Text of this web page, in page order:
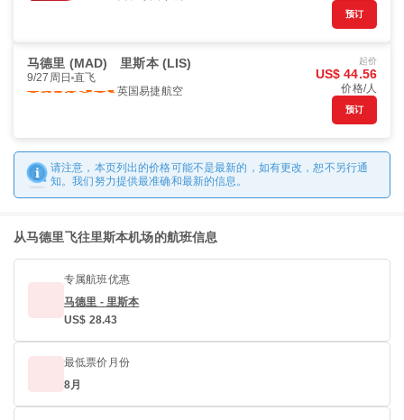
预订
马德里 (MAD) 里斯本 (LIS)
9/27周日 直飞
英国易捷航空
起价
US$ 44.56
价格/人
预订
请注意，本页列出的价格可能不是最新的，如有更改，恕不另行通
知。我们努力提供最准确和最新的信息。
从马德里飞往里斯本机场的航班信息
专属航班优惠
马德里 - 里斯本
US$ 28.43
最低票价月份
8月